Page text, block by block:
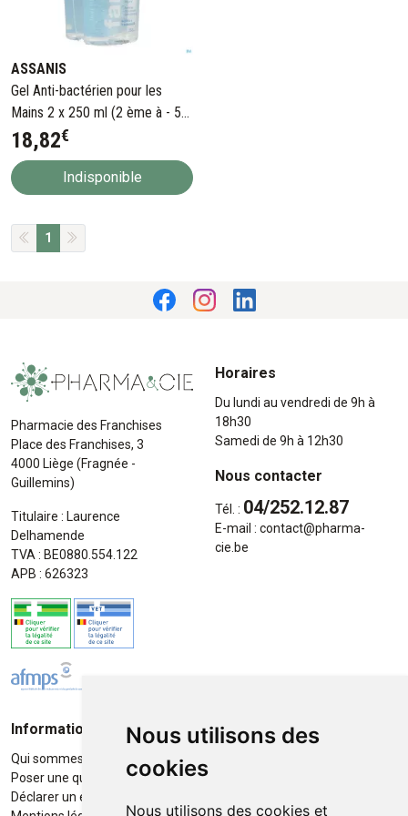
Nous utilisons des
cookies
Nous utilisons des cookies et
ASSANIS
Gel Anti-bactérien pour les
Mains 2 x 250 ml (2 ème à - 50
%)
18,82€
Indisponible
1
Pharmacie des Franchises
Place des Franchises, 3
4000 Liège (Fragnée -
Guillemins)
Titulaire : Laurence
Delhamende
TVA : BE0880.554.122
APB : 626323
Horaires
Du lundi au vendredi de 9h à
18h30
Samedi de 9h à 12h30
Nous contacter
Tél. : 04/252.12.87
E-mail : contact@pharma-
cie.be
Informations
Qui sommes-nous ?
Poser une question
Déclarer un effet indésirable
Moyens de paiement